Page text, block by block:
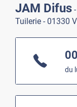
JAM Difus
Tuilerie - 01330
du